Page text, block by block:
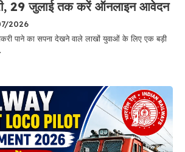
29 जुलाई तक करें ऑनलाइन आवेदन
2026
पाने का सपना देखने वाले लाखों युवाओं के लिए एक बड़ी